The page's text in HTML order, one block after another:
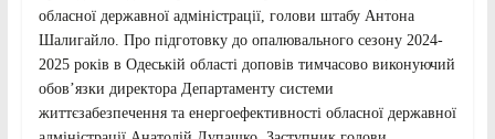
обласної державної адміністрації, голови штабу Антона
Шалигайло. Про підготовку до опалювального сезону 2024-
2025 років в Одеській області доповів тимчасово виконуючий
обов’язки директора Департаменту системи
життєзабезпечення та енергоефективності обласної державної